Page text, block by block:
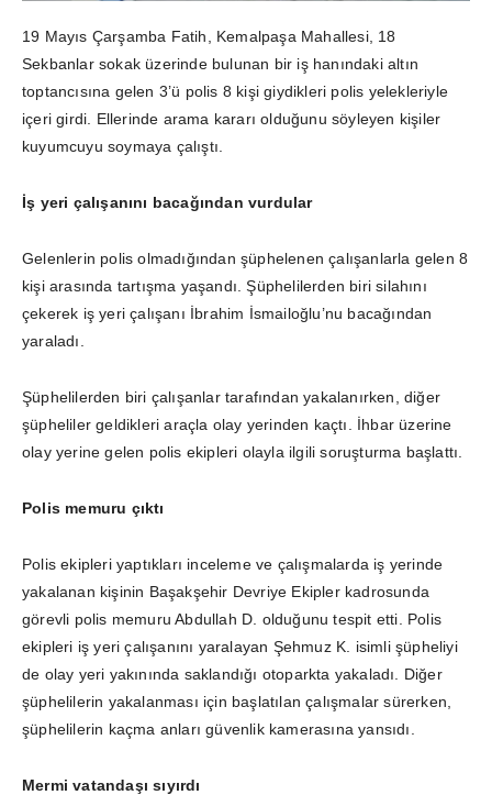
19 Mayıs Çarşamba Fatih, Kemalpaşa Mahallesi, 18
Sekbanlar sokak üzerinde bulunan bir iş hanındaki altın
toptancısına gelen 3’ü polis 8 kişi giydikleri polis yelekleriyle
içeri girdi. Ellerinde arama kararı olduğunu söyleyen kişiler
kuyumcuyu soymaya çalıştı.
İş yeri çalışanını bacağından vurdular
Gelenlerin polis olmadığından şüphelenen çalışanlarla gelen 8
kişi arasında tartışma yaşandı. Şüphelilerden biri silahını
çekerek iş yeri çalışanı İbrahim İsmailoğlu’nu bacağından
yaraladı.
Şüphelilerden biri çalışanlar tarafından yakalanırken, diğer
şüpheliler geldikleri araçla olay yerinden kaçtı. İhbar üzerine
olay yerine gelen polis ekipleri olayla ilgili soruşturma başlattı.
Polis memuru çıktı
Polis ekipleri yaptıkları inceleme ve çalışmalarda iş yerinde
yakalanan kişinin Başakşehir Devriye Ekipler kadrosunda
görevli polis memuru Abdullah D. olduğunu tespit etti. Polis
ekipleri iş yeri çalışanını yaralayan Şehmuz K. isimli şüpheliyi
de olay yeri yakınında saklandığı otoparkta yakaladı. Diğer
şüphelilerin yakalanması için başlatılan çalışmalar sürerken,
şüphelilerin kaçma anları güvenlik kamerasına yansıdı.
Mermi vatandaşı sıyırdı